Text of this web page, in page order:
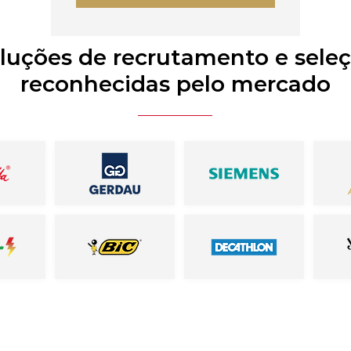
de recrutamento e
reconhecidas pelo mercado